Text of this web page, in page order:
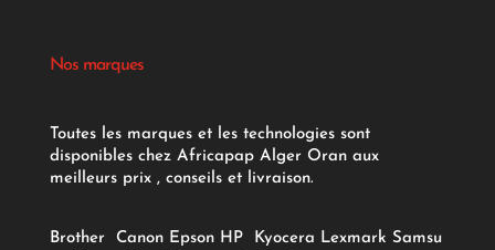
Nos marques
Toutes les marques et les technologies sont
disponibles chez Africapap Alger Oran aux
meilleurs prix , conseils et livraison.
Brother Canon Epson HP Kyocera Lexmark Samsu